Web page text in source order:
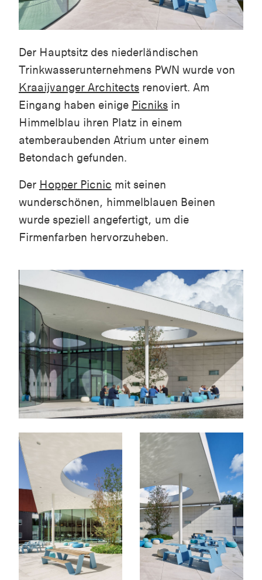
Der Hauptsitz des niederländischen
Trinkwasserunternehmens PWN wurde von
Kraaijvanger Architects renoviert. Am
Eingang haben einige Picniks in
Himmelblau ihren Platz in einem
atemberaubenden Atrium unter einem
Betondach gefunden.
Der Hopper Picnic mit seinen
wunderschönen, himmelblauen Beinen
wurde speziell angefertigt, um die
Firmenfarben hervorzuheben.